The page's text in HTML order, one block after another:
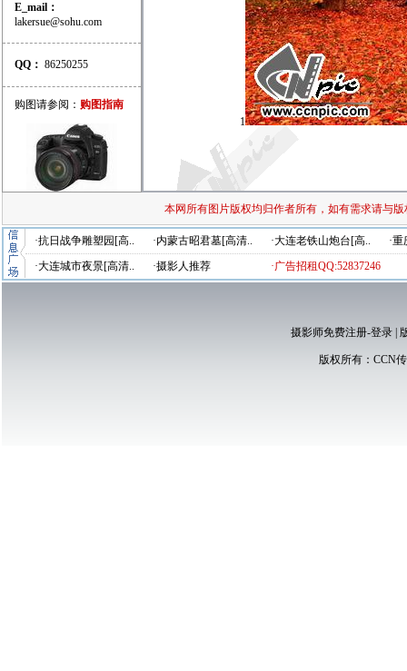
E_mail：
lakersue@sohu.com
QQ： 86250255
购图请参阅： 购图指南
1
本网所有图片版权均归作者所有，如有需求请与
·抗日战争雕塑园[高.. ·内蒙古昭君墓[高清.. ·大连老铁山炮台[高..
·
·大连城市夜景[高清..
·摄影人推荐 ·广告招租QQ:52837246
摄影师免费注册-登录|
版权所有： CCN